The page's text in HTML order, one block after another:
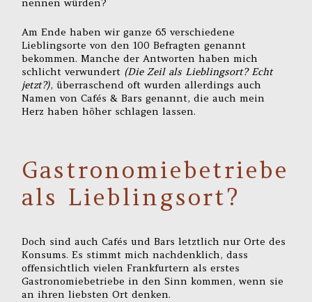
Am Ende haben wir ganze 65 verschiedene
Lieblingsorte von den 100 Befragten genannt
bekommen. Manche der Antworten haben mich
schlicht verwundert (Die Zeil als Lieblingsort? Echt
jetzt?), überraschend oft wurden allerdings auch
Namen von Cafés & Bars genannt, die auch mein
Herz haben höher schlagen lassen.
Gastronomiebetriebe
als Lieblingsort?
Doch sind auch Cafés und Bars letztlich nur Orte des
Konsums. Es stimmt mich nachdenklich, dass
offensichtlich vielen Frankfurtern als erstes
Gastronomiebetriebe in den Sinn kommen, wenn sie
an ihren liebsten Ort denken.